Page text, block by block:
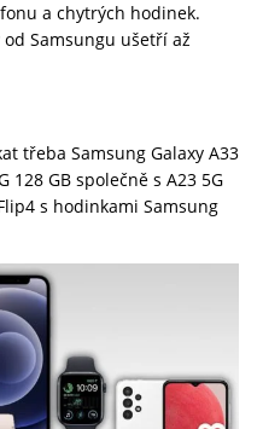
a chytrých hodinek.
Samsungu ušetří až
třeba Samsung Galaxy A33
128 GB společně s A23 5G
s hodinkami Samsung